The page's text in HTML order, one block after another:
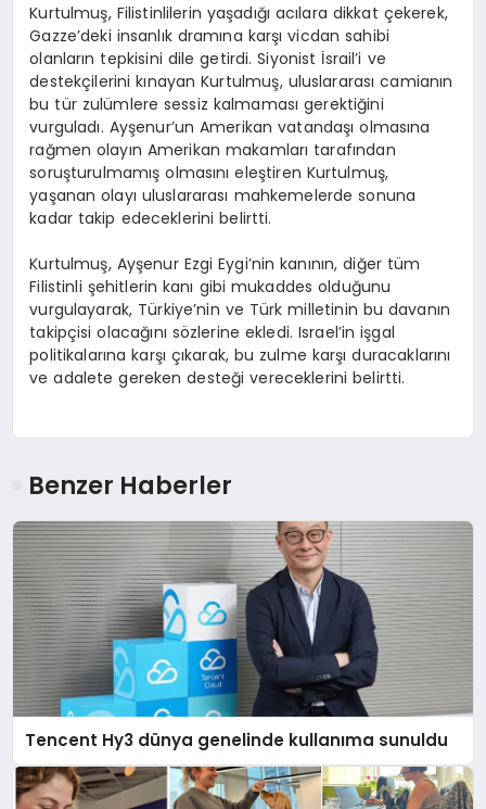
Kurtulmuş, Filistinlilerin yaşadığı acılara dikkat çekerek,
Gazze’deki insanlık dramına karşı vicdan sahibi
olanların tepkisini dile getirdi. Siyonist İsrail’i ve
destekçilerini kınayan Kurtulmuş, uluslararası camianın
bu tür zulümlere sessiz kalmaması gerektiğini
vurguladı. Ayşenur’un Amerikan vatandaşı olmasına
rağmen olayın Amerikan makamları tarafından
soruşturulmamış olmasını eleştiren Kurtulmuş,
yaşanan olayı uluslararası mahkemelerde sonuna
kadar takip edeceklerini belirtti.
Kurtulmuş, Ayşenur Ezgi Eygi’nin kanının, diğer tüm
Filistinli şehitlerin kanı gibi mukaddes olduğunu
vurgulayarak, Türkiye’nin ve Türk milletinin bu davanın
takipçisi olacağını sözlerine ekledi. Israel’in işgal
politikalarına karşı çıkarak, bu zulme karşı duracaklarını
ve adalete gereken desteği vereceklerini belirtti.
Benzer Haberler
Tencent Hy3 dünya genelinde kullanıma sunuldu